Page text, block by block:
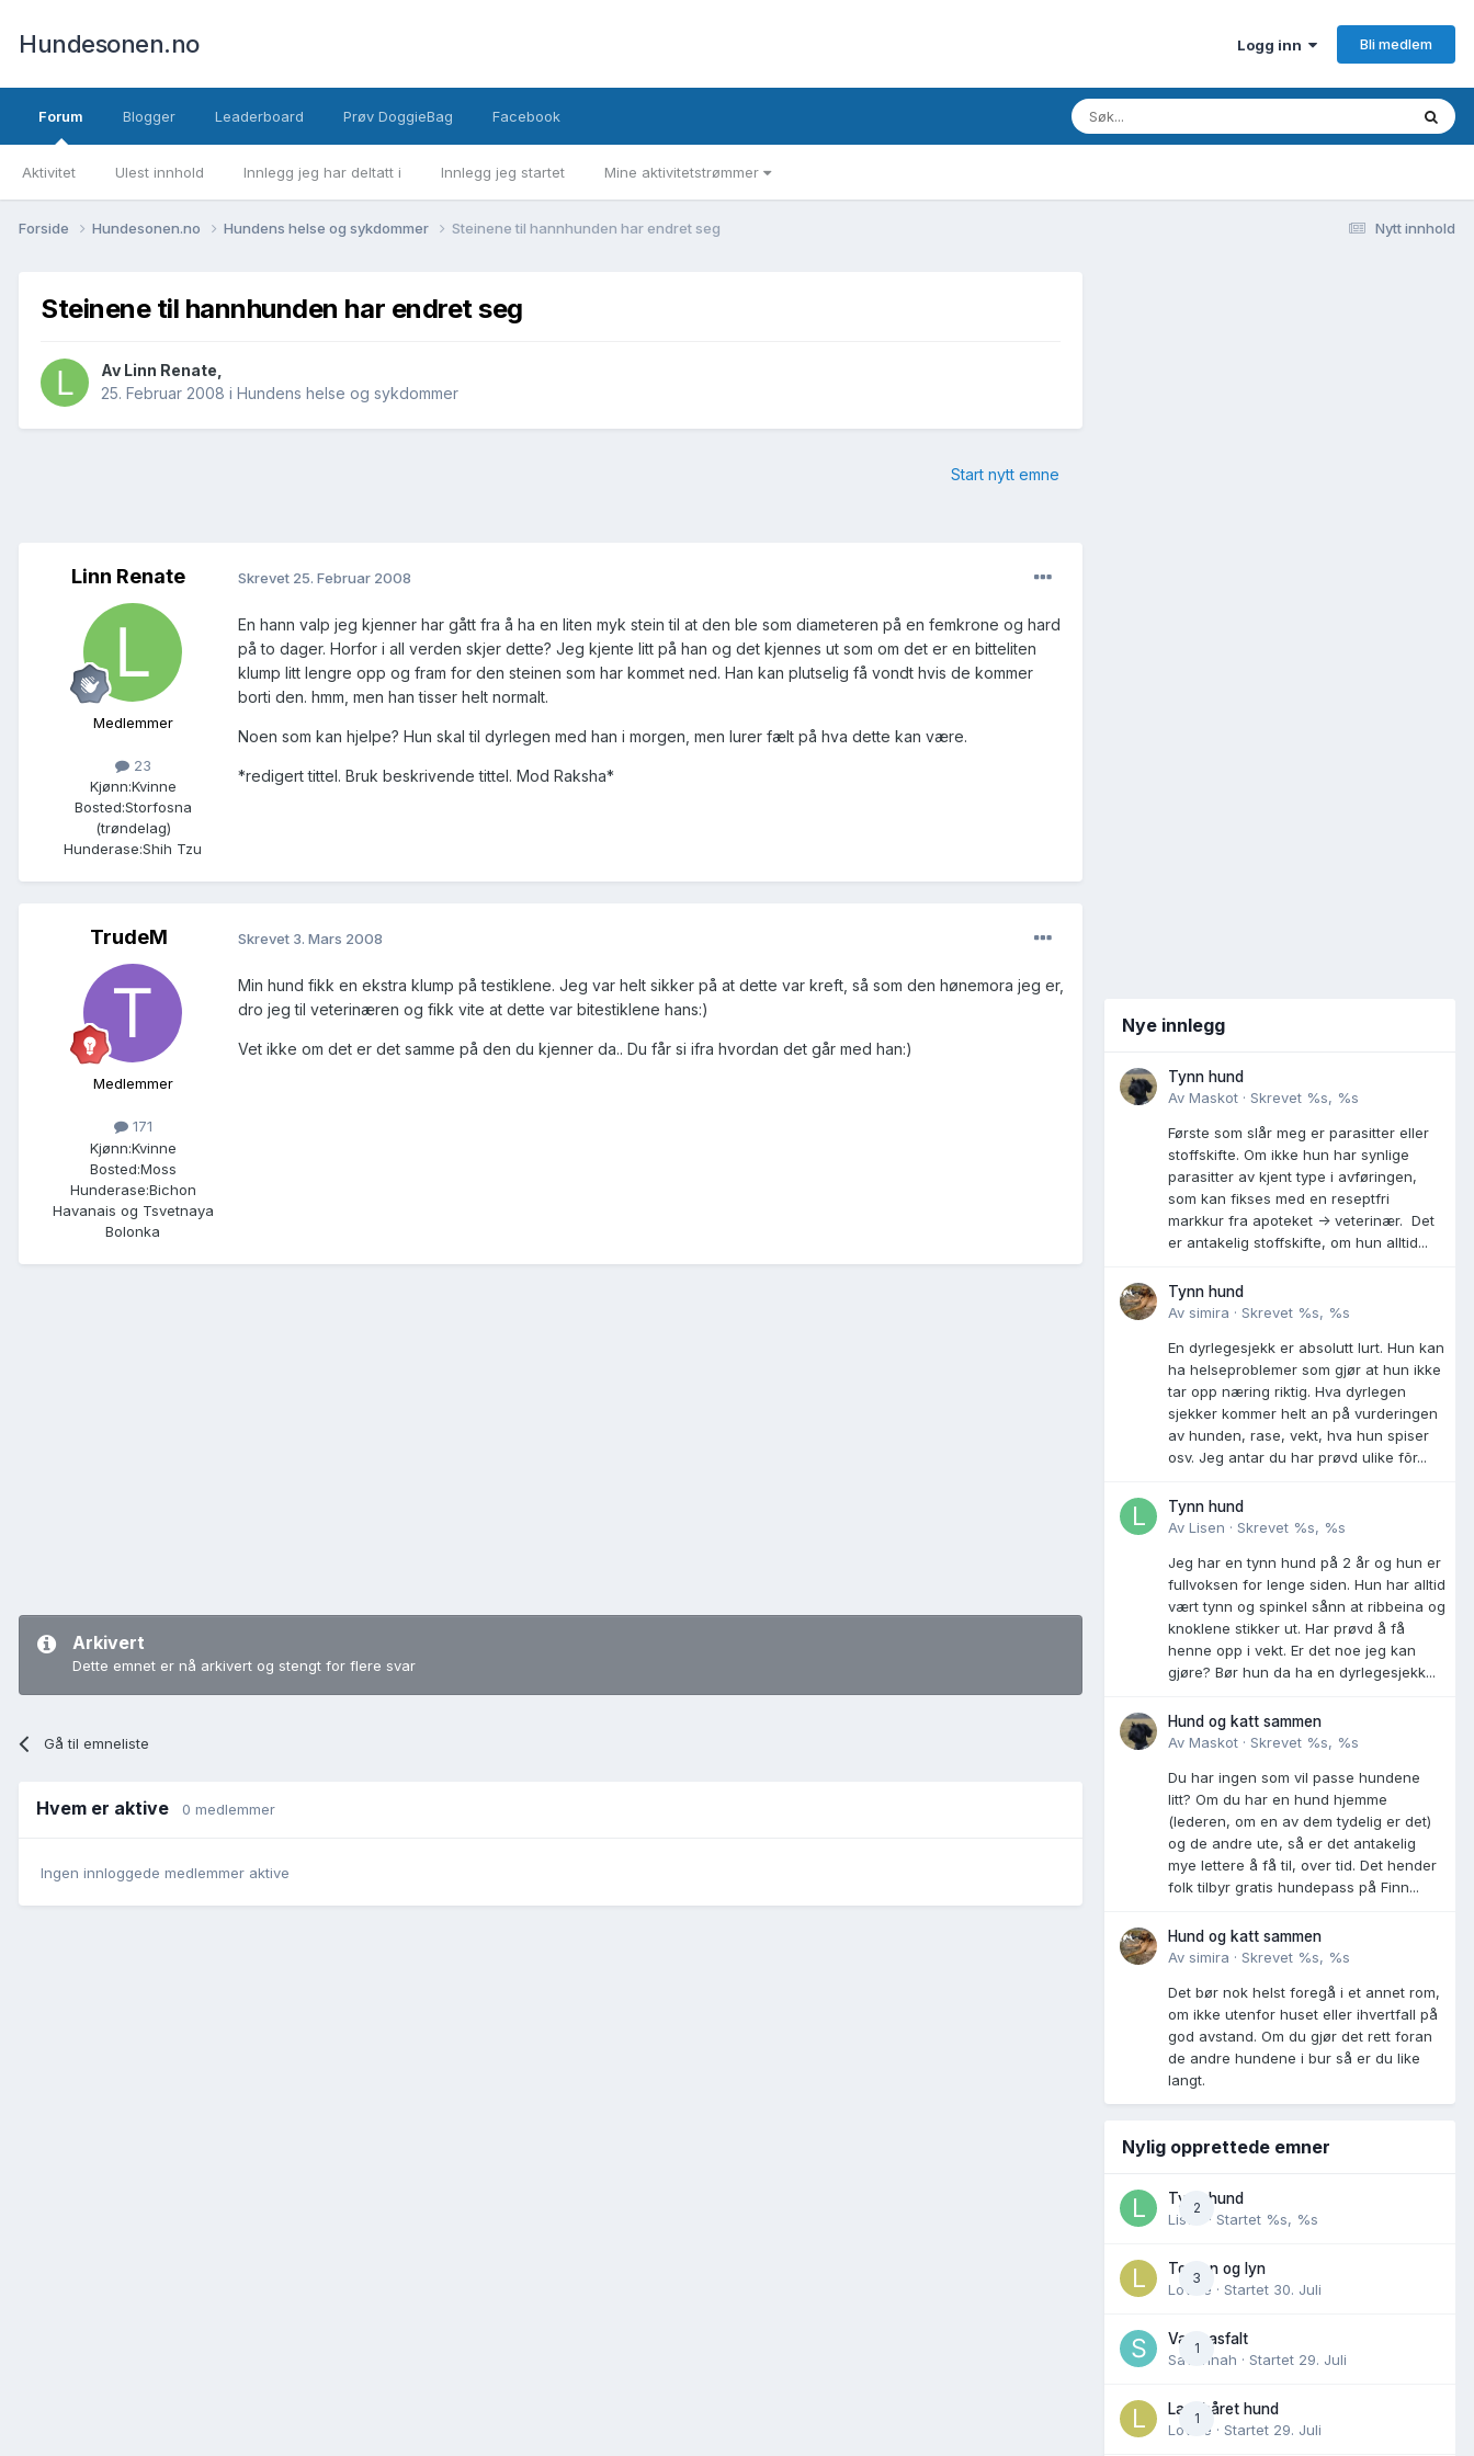
Hundesonen.no Logg inn Bli medlem
Forum
Aktivitet Ulest innhold Innlegg jeg har deltatt i Innlegg jeg startet Mine aktivitetstrømmer
Blogger Leaderboard Prøv DoggieBag Facebook
Nytt innhold
Forside Hundesonen.no Hundens helse og sykdommer Steinene til hannhunden har endret seg
Steinene til hannhunden har endret seg
Av Linn Renate
25. Februar 2008 i Hundens helse og sykdommer
Start nytt emne
Linn Renate
Medlemmer
23
Kjønn:Kvinne
Bosted:Storfosna
(trøndelag)
Hunderase:Shih Tzu
Skrevet 25. Februar 2008
En hann valp jeg kjenner har gått fra å ha en liten myk stein til at den ble som diameteren på en femkrone og hard
på to dager. Horfor i all verden skjer dette? Jeg kjente litt på han og det kjennes ut som om det er en bitteliten
klump litt lengre opp og fram for den steinen som har kommet ned. Han kan plutselig få vondt hvis de kommer
borti den. hmm, men han tisser helt normalt.
Noen som kan hjelpe? Hun skal til dyrlegen med han i morgen, men lurer fælt på hva dette kan være.
*redigert tittel. Bruk beskrivende tittel. Mod Raksha*
TrudeM
Medlemmer
171
Kjønn:Kvinne
Bosted:Moss
Hunderase:Bichon
Havanais og Tsvetnaya
Bolonka
Skrevet 3. Mars 2008
Min hund fikk en ekstra klump på testiklene. Jeg var helt sikker på at dette var kreft, så som den hønemora jeg er,
dro jeg til veterinæren og fikk vite at dette var bitestiklene hans:)
Vet ikke om det er det samme på den du kjenner da.. Du får si ifra hvordan det går med han:)
Arkivert
Dette emnet er nå arkivert og stengt for flere svar
Gå til emneliste
Hvem er aktive 0 medlemmer
Ingen innloggede medlemmer aktive
Nye innlegg
Tynn hund
Av Maskot · Skrevet %s, %s
Første som slår meg er parasitter eller
stoffskifte. Om ikke hun har synlige
parasitter av kjent type i avføringen,
som kan fikses med en reseptfri
markkur fra apoteket -> veterinær. Det
er antakelig stoffskifte, om hun alltid...
Tynn hund
Av simira · Skrevet %s, %s
En dyrlegesjekk er absolutt lurt. Hun kan
ha helseproblemer som gjør at hun ikke
tar opp næring riktig. Hva dyrlegen
sjekker kommer helt an på vurderingen
av hunden, rase, vekt, hva hun spiser
osv. Jeg antar du har prøvd ulike fõr...
Tynn hund
Av Lisen · Skrevet %s, %s
Jeg har en tynn hund på 2 år og hun er
fullvoksen for lenge siden. Hun har alltid
vært tynn og spinkel sånn at ribbeina og
knoklene stikker ut. Har prøvd å få
henne opp i vekt. Er det noe jeg kan
gjøre? Bør hun da ha en dyrlegesjekk...
Hund og katt sammen
Av Maskot · Skrevet %s, %s
Du har ingen som vil passe hundene
litt? Om du har en hund hjemme
(lederen, om en av dem tydelig er det)
og de andre ute, så er det antakelig
mye lettere å få til, over tid. Det hender
folk tilbyr gratis hundepass på Finn...
Hund og katt sammen
Av simira · Skrevet %s, %s
Det bør nok helst foregå i et annet rom,
om ikke utenfor huset eller ihvertfall på
god avstand. Om du gjør det rett foran
de andre hundene i bur så er du like
langt.
Nylig opprettede emner
2
Tynn hund
Lisen
· Startet %s, %s
3
Torden og lyn
Lovise · Startet 30. Juli
1
Varm asfalt
Savannah · Startet 29. Juli
1
Langhåret hund
Lovise · Startet 29. Juli